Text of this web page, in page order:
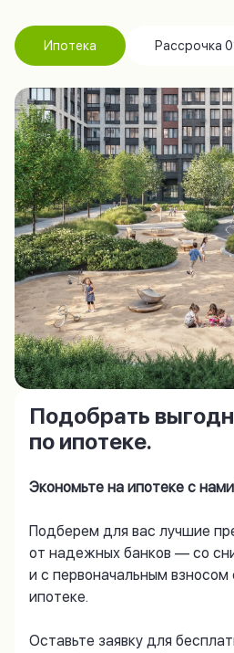
Ипотека Рассрочка
Подобрать
по ипотеке.
Экономьте на ипотеке с
Подберем для вас лучшие
от надежных банков — со
и с первоначальным
ипотеке.
Оставьте заявку для